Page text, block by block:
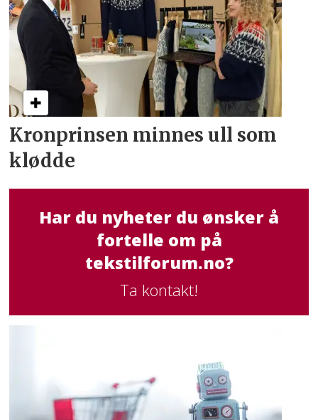
Kronprinsen minnes ull som
klødde
Har du nyheter du ønsker å
fortelle om på
tekstilforum.no?
Ta kontakt!